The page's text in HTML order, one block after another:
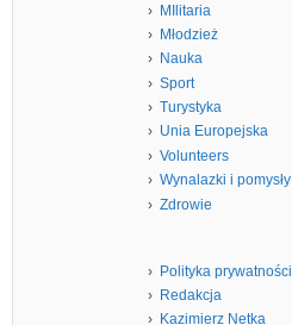
MIlitaria
Młodzież
Nauka
Sport
Turystyka
Unia Europejska
Volunteers
Wynalazki i pomysły
Zdrowie
Polityka prywatności
Redakcja
Kazimierz Netka